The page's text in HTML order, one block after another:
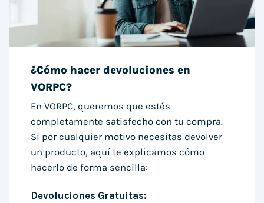
¿Cómo hacer devoluciones en
VORPC?
En VORPC, queremos que estés
completamente satisfecho con tu compra.
Si por cualquier motivo necesitas devolver
un producto, aquí te explicamos cómo
hacerlo de forma sencilla:
Devoluciones Gratuitas: